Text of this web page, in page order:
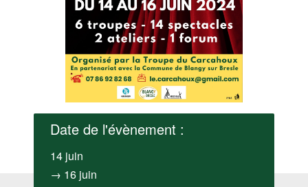
Date de l'évènement :
14 juin
→ 16 juin